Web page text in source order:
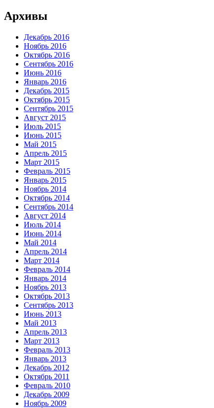
Архивы
Декабрь 2016
Ноябрь 2016
Октябрь 2016
Сентябрь 2016
Июнь 2016
Январь 2016
Декабрь 2015
Октябрь 2015
Сентябрь 2015
Август 2015
Июль 2015
Июнь 2015
Май 2015
Апрель 2015
Март 2015
Февраль 2015
Январь 2015
Ноябрь 2014
Октябрь 2014
Сентябрь 2014
Август 2014
Июль 2014
Июнь 2014
Май 2014
Апрель 2014
Март 2014
Февраль 2014
Январь 2014
Ноябрь 2013
Октябрь 2013
Сентябрь 2013
Июнь 2013
Май 2013
Апрель 2013
Март 2013
Февраль 2013
Январь 2013
Декабрь 2012
Октябрь 2011
Февраль 2010
Декабрь 2009
Ноябрь 2009